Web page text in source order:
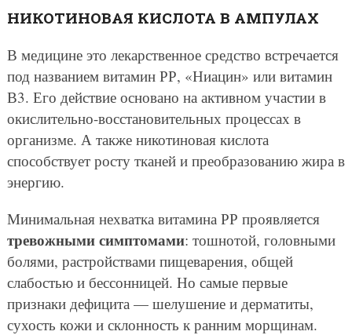
НИКОТИНОВАЯ КИСЛОТА В АМПУЛАХ
В медицине это лекарственное средство встречается
под названием витамин РР, «Ниацин» или витамин
В3. Его действие основано на активном участии в
окислительно-восстановительных процессах в
организме. А также никотиновая кислота
способствует росту тканей и преобразованию жира в
энергию.
Минимальная нехватка витамина РР проявляется
тревожными симптомами: тошнотой, головными
болями, растройствами пищеварения, общей
слабостью и бессонницей. Но самые первые
признаки дефицита — шелушение и дерматиты,
сухость кожи и склонность к ранним морщинам.